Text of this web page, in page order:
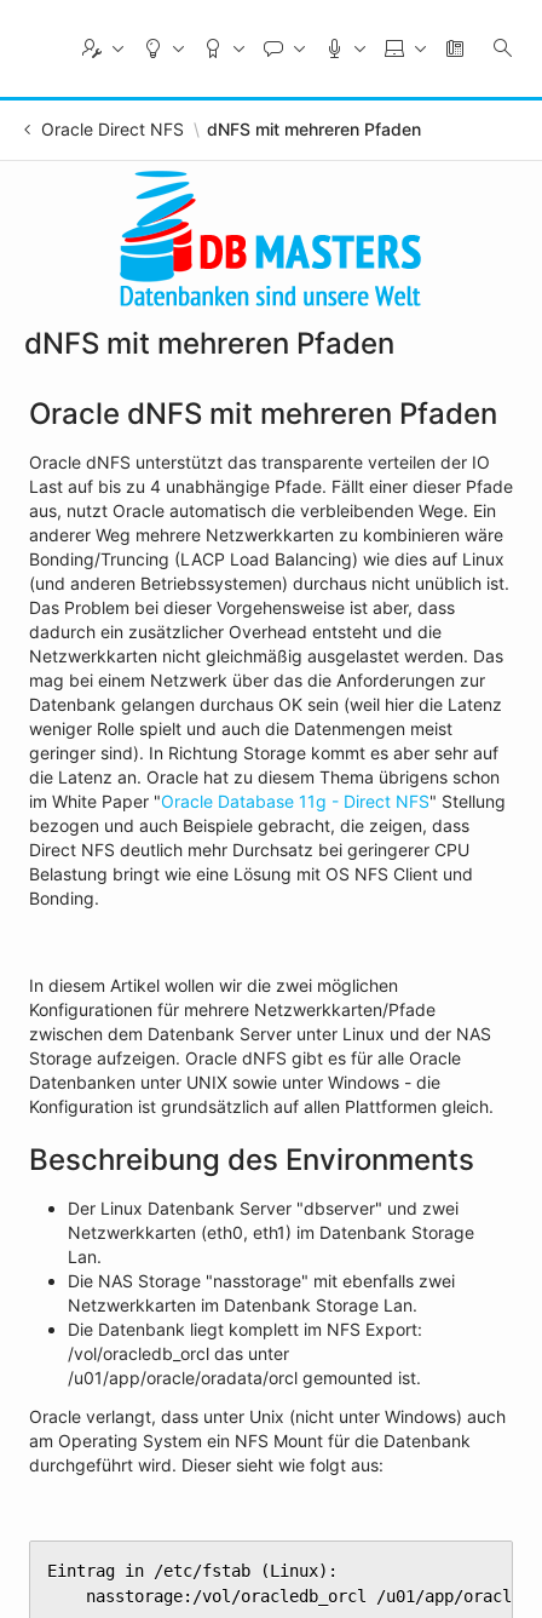
Oracle Direct NFS dNFS mit mehreren Pfaden
dNFS mit mehreren Pfaden
Oracle dNFS mit mehreren Pfaden
Oracle dNFS unterstützt das transparente verteilen der IO
Last auf bis zu 4 unabhängige Pfade. Fällt einer dieser Pfade
aus, nutzt Oracle automatisch die verbleibenden Wege. Ein
anderer Weg mehrere Netzwerkkarten zu kombinieren wäre
Bonding/Truncing (LACP Load Balancing) wie dies auf Linux
(und anderen Betriebssystemen) durchaus nicht unüblich ist.
Das Problem bei dieser Vorgehensweise ist aber, dass
dadurch ein zusätzlicher Overhead entsteht und die
Netzwerkkarten nicht gleichmäßig ausgelastet werden. Das
mag bei einem Netzwerk über das die Anforderungen zur
Datenbank gelangen durchaus OK sein (weil hier die Latenz
weniger Rolle spielt und auch die Datenmengen meist
geringer sind). In Richtung Storage kommt es aber sehr auf
die Latenz an. Oracle hat zu diesem Thema übrigens schon
im White Paper "Oracle Database 11g - Direct NFS" Stellung
bezogen und auch Beispiele gebracht, die zeigen, dass
Direct NFS deutlich mehr Durchsatz bei geringerer CPU
Belastung bringt wie eine Lösung mit OS NFS Client und
Bonding.
In diesem Artikel wollen wir die zwei möglichen
Konfigurationen für mehrere Netzwerkkarten/Pfade
zwischen dem Datenbank Server unter Linux und der NAS
Storage aufzeigen. Oracle dNFS gibt es für alle Oracle
Datenbanken unter UNIX sowie unter Windows - die
Konfiguration ist grundsätzlich auf allen Plattformen gleich.
Beschreibung des Environments
Der Linux Datenbank Server "dbserver" und zwei
Netzwerkkarten (eth0, eth1) im Datenbank Storage
Lan.
Die NAS Storage "nasstorage" mit ebenfalls zwei
Netzwerkkarten im Datenbank Storage Lan.
Die Datenbank liegt komplett im NFS Export:
/vol/oracledb_orcl das unter
/u01/app/oracle/oradata/orcl gemounted ist.
Oracle verlangt, dass unter Unix (nicht unter Windows) auch
am Operating System ein NFS Mount für die Datenbank
durchgeführt wird. Dieser sieht wie folgt aus:
Eintrag in /etc/fstab (Linux):
nasstorage:/vol/oracledb_orcl /u01/app/